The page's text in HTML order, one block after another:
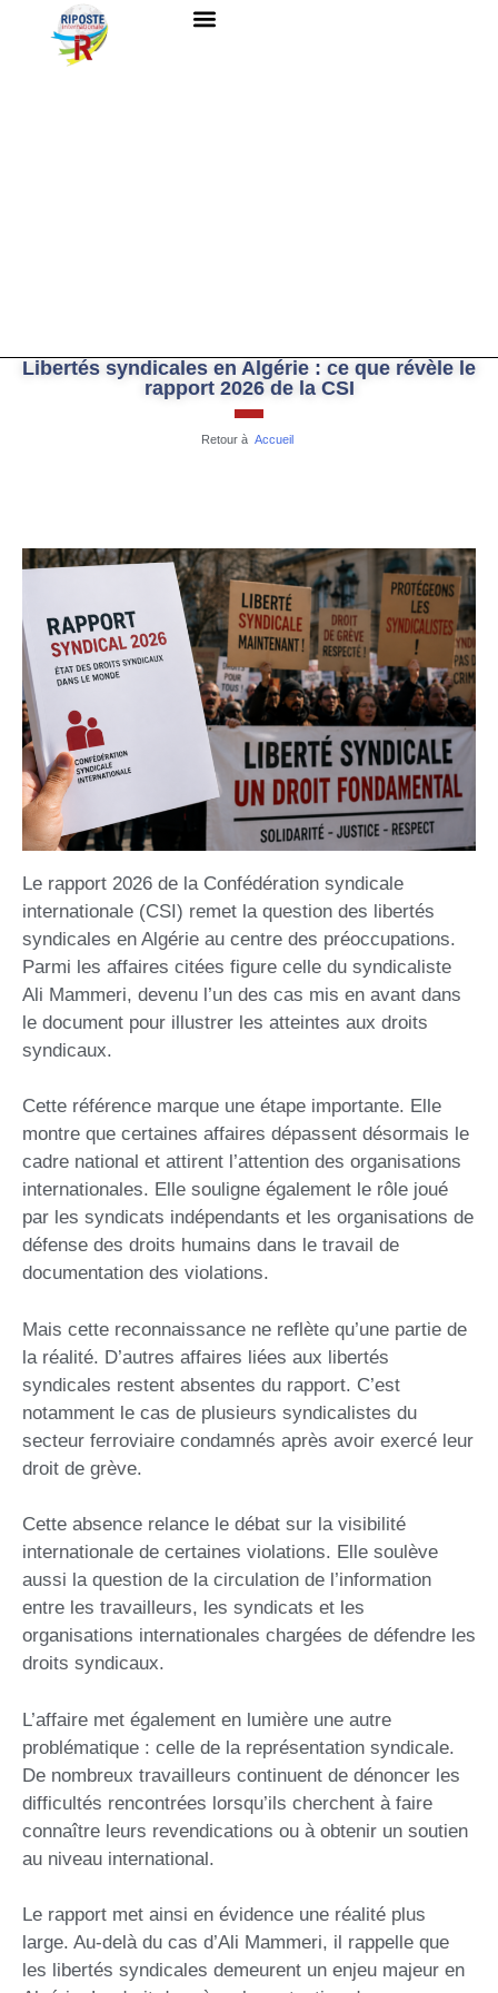
Libertés syndicales en Algérie : ce que révèle le
rapport 2026 de la CSI
Retour à Accueil
Le rapport 2026 de la Confédération syndicale
internationale (CSI) remet la question des libertés
syndicales en Algérie au centre des préoccupations.
Parmi les affaires citées figure celle du syndicaliste
Ali Mammeri, devenu l’un des cas mis en avant dans
le document pour illustrer les atteintes aux droits
syndicaux.
Cette référence marque une étape importante. Elle
montre que certaines affaires dépassent désormais le
cadre national et attirent l’attention des organisations
internationales. Elle souligne également le rôle joué
par les syndicats indépendants et les organisations de
défense des droits humains dans le travail de
documentation des violations.
Mais cette reconnaissance ne reflète qu’une partie de
la réalité. D’autres affaires liées aux libertés
syndicales restent absentes du rapport. C’est
notamment le cas de plusieurs syndicalistes du
secteur ferroviaire condamnés après avoir exercé leur
droit de grève.
Cette absence relance le débat sur la visibilité
internationale de certaines violations. Elle soulève
aussi la question de la circulation de l’information
entre les travailleurs, les syndicats et les
organisations internationales chargées de défendre les
droits syndicaux.
L’affaire met également en lumière une autre
problématique : celle de la représentation syndicale.
De nombreux travailleurs continuent de dénoncer les
difficultés rencontrées lorsqu’ils cherchent à faire
connaître leurs revendications ou à obtenir un soutien
au niveau international.
Le rapport met ainsi en évidence une réalité plus
large. Au-delà du cas d’Ali Mammeri, il rappelle que
les libertés syndicales demeurent un enjeu majeur en